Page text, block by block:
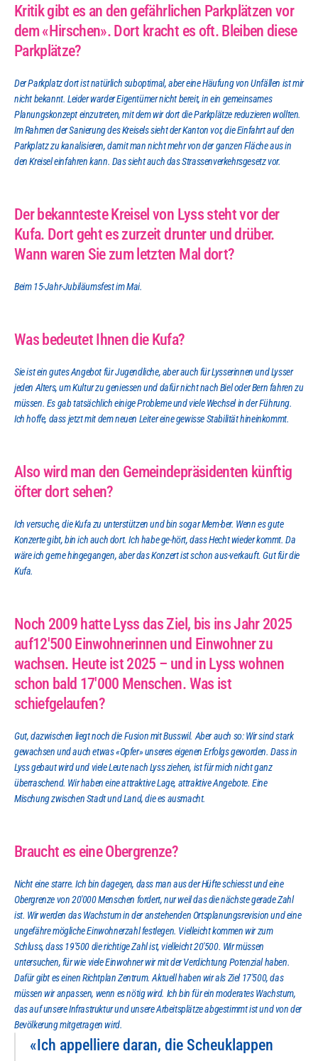
Kritik gibt es an den gefährlichen Parkplätzen vor
dem «Hirschen». Dort kracht es oft. Bleiben diese
Parkplätze?
Der Parkplatz dort ist natürlich suboptimal, aber eine Häufung von Unfällen ist mir
nicht bekannt. Leider warder Eigentümer nicht bereit, in ein gemeinsames
Planungskonzept einzutreten, mit dem wir dort die Parkplätze reduzieren wollten.
Im Rahmen der Sanierung des Kreisels sieht der Kanton vor, die Einfahrt auf den
Parkplatz zu kanalisieren, damit man nicht mehr von der ganzen Fläche aus in
den Kreisel einfahren kann. Das sieht auch das Strassenverkehrsgesetz vor.
Der bekannteste Kreisel von Lyss steht vor der
Kufa. Dort geht es zurzeit drunter und drüber.
Wann waren Sie zum letzten Mal dort?
Beim 15-Jahr-Jubiläumsfest im Mai.
Was bedeutet Ihnen die Kufa?
Sie ist ein gutes Angebot für Jugendliche, aber auch für Lysserinnen und Lysser
jeden Alters, um Kultur zu geniessen und dafür nicht nach Biel oder Bern fahren zu
müssen. Es gab tatsächlich einige Probleme und viele Wechsel in der Führung.
Ich hoffe, dass jetzt mit dem neuen Leiter eine gewisse Stabilität hineinkommt.
Also wird man den Gemeindepräsidenten künftig
öfter dort sehen?
Ich versuche, die Kufa zu unterstützen und bin sogar Mem-ber. Wenn es gute
Konzerte gibt, bin ich auch dort. Ich habe ge-hört, dass Hecht wieder kommt. Da
wäre ich gerne hingegangen, aber das Konzert ist schon aus-verkauft. Gut für die
Kufa.
Noch 2009 hatte Lyss das Ziel, bis ins Jahr 2025
auf12'500 Einwohnerinnen und Einwohner zu
wachsen. Heute ist 2025 – und in Lyss wohnen
schon bald 17'000 Menschen. Was ist
schiefgelaufen?
Gut, dazwischen liegt noch die Fusion mit Busswil. Aber auch so: Wir sind stark
gewachsen und auch etwas «Opfer» unseres eigenen Erfolgs geworden. Dass in
Lyss gebaut wird und viele Leute nach Lyss ziehen, ist für mich nicht ganz
überraschend. Wir haben eine attraktive Lage, attraktive Angebote. Eine
Mischung zwischen Stadt und Land, die es ausmacht.
Braucht es eine Obergrenze?
Nicht eine starre. Ich bin dagegen, dass man aus der Hüfte schiesst und eine
Obergrenze von 20'000 Menschen fordert, nur weil das die nächste gerade Zahl
ist. Wir werden das Wachstum in der anstehenden Ortsplanungsrevision und eine
ungefähre mögliche Einwohnerzahl festlegen. Vielleicht kommen wir zum
Schluss, dass 19'500 die richtige Zahl ist, vielleicht 20'500. Wir müssen
untersuchen, für wie viele Einwohner wir mit der Verdichtung Potenzial haben.
Dafür gibt es einen Richtplan Zentrum. Aktuell haben wir als Ziel 17'500, das
müssen wir anpassen, wenn es nötig wird. Ich bin für ein moderates Wachstum,
das auf unsere Infrastruktur und unsere Arbeitsplätze abgestimmt ist und von der
Bevölkerung mitgetragen wird.
«Ich appelliere daran, die Scheuklappen